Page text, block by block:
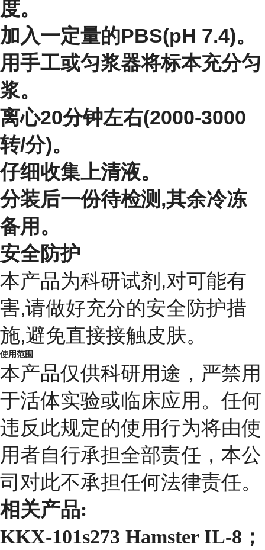
度。
加入一定量的PBS(pH 7.4)。
用手工或匀浆器将标本充分匀
浆。
离心20分钟左右(2000-3000
转/分)。
仔细收集上清液。
分装后一份待检测,其余冷冻
备用。
安全防护
本产品为科研试剂,对可能有
害,请做好充分的安全防护措
施,避免直接接触皮肤。
使用范围
本产品仅供科研用途，严禁用
于活体实验或临床应用。任何
违反此规定的使用行为将由使
用者自行承担全部责任，本公
司对此不承担任何法律责任。
相关产品:
KKX-101s273 Hamster IL-8；